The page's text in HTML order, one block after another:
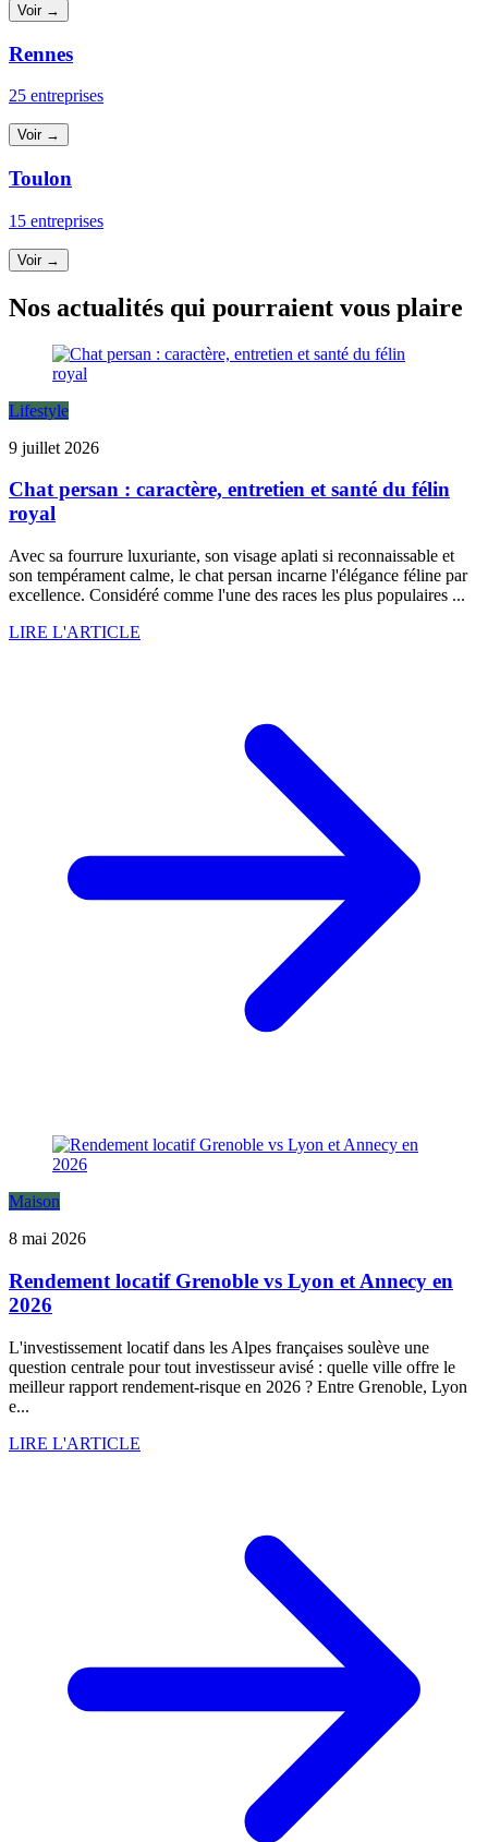
Voir →
Rennes
25 entreprises
Voir →
Toulon
15 entreprises
Voir →
Nos actualités qui pourraient vous plaire
Lifestyle
9 juillet 2026
Chat persan : caractère, entretien et santé du félin
royal
Avec sa fourrure luxuriante, son visage aplati si reconnaissable et
son tempérament calme, le chat persan incarne l'élégance féline par
excellence. Considéré comme l'une des races les plus populaires ...
LIRE L'ARTICLE
Maison
8 mai 2026
Rendement locatif Grenoble vs Lyon et Annecy en
2026
L'investissement locatif dans les Alpes françaises soulève une
question centrale pour tout investisseur avisé : quelle ville offre le
meilleur rapport rendement-risque en 2026 ? Entre Grenoble, Lyon
e...
LIRE L'ARTICLE